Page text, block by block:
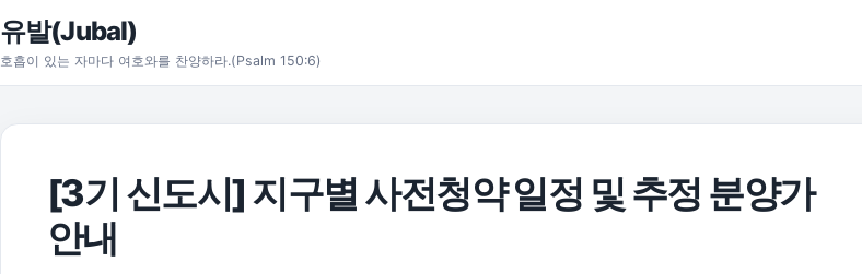
본문으로 건너뛰기
유발(Jubal)
호흡이 있는 자마다 여호와를 찬양하라.(Psalm 150:6)
[3기 신도시] 지구별 사전청약 일정 및 추정 분양가
안내